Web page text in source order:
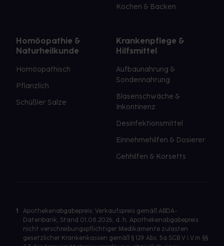
Kochen & Backen
Homöopathie &
Naturheilkunde
Homöopathisch
Pflanzlich
Schüßler Salze
Krankenpflege &
Hilfsmittel
Aufbaunahrung &
Sondennahrung
Blasenschwäche &
Inkontinenz
Desinfektionsmittel
Einnehmehilfen & Dosierer
Gehhilfen & Korsetts
1
Apothekenabgabepreis: Verkaufspreis gemäß ABDA-
Datenbank, Stand 01.08.2026, d. h. Apothekenabgabepreis
nicht verschreibungspflichtiger Medikamente zulasten
gesetzlicher Krankenkassen gemäß § 129 Abs. 5a SGB V i.V.m §§